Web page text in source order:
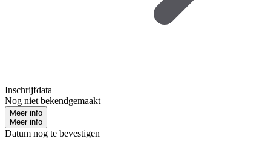
Inschrijfdata
Nog niet bekendgemaakt
Meer info
Meer info
Datum nog te bevestigen